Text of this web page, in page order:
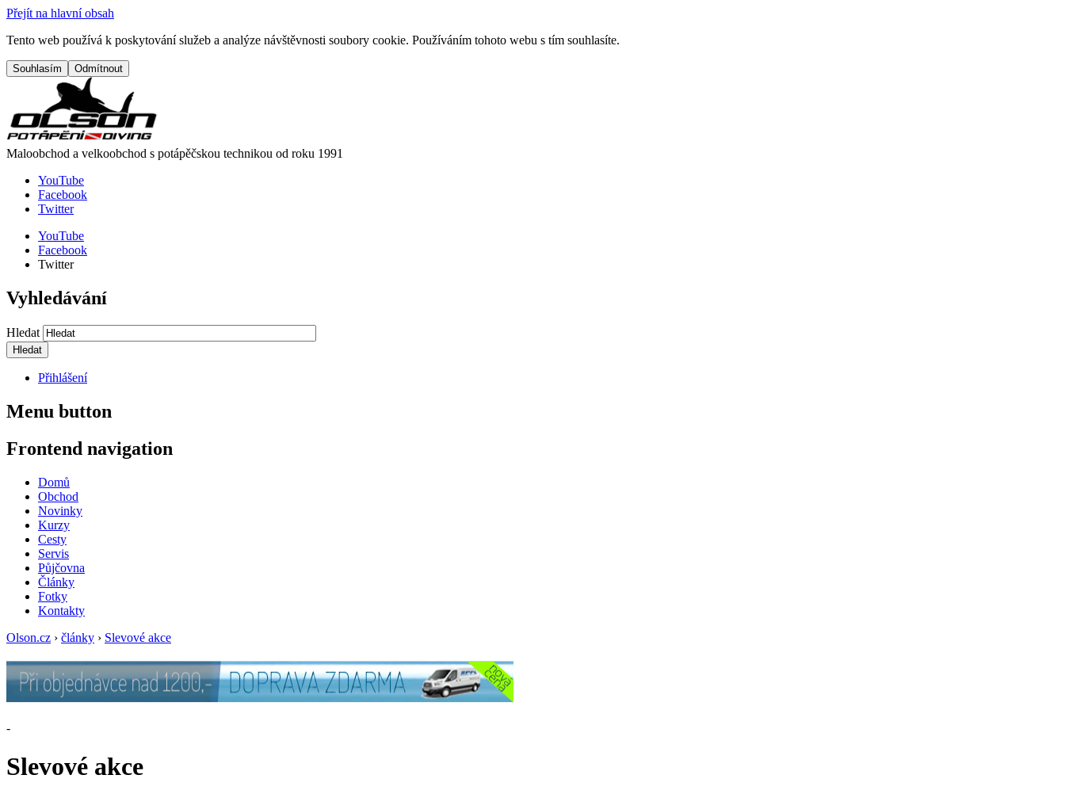
Přejít na hlavní obsah
Tento web používá k poskytování služeb a analýze návštěvnosti soubory cookie. Používáním tohoto webu s tím souhlasíte.
Maloobchod a velkoobchod s potápěčskou technikou od roku 1991
YouTube
Facebook
Twitter
YouTube
Facebook
Twitter
Vyhledávání
Hledat
Přihlášení
Menu button
Frontend navigation
Domů
Obchod
Novinky
Kurzy
Cesty
Servis
Půjčovna
Články
Fotky
Kontakty
Olson.cz › články › Slevové akce
-
Slevové akce